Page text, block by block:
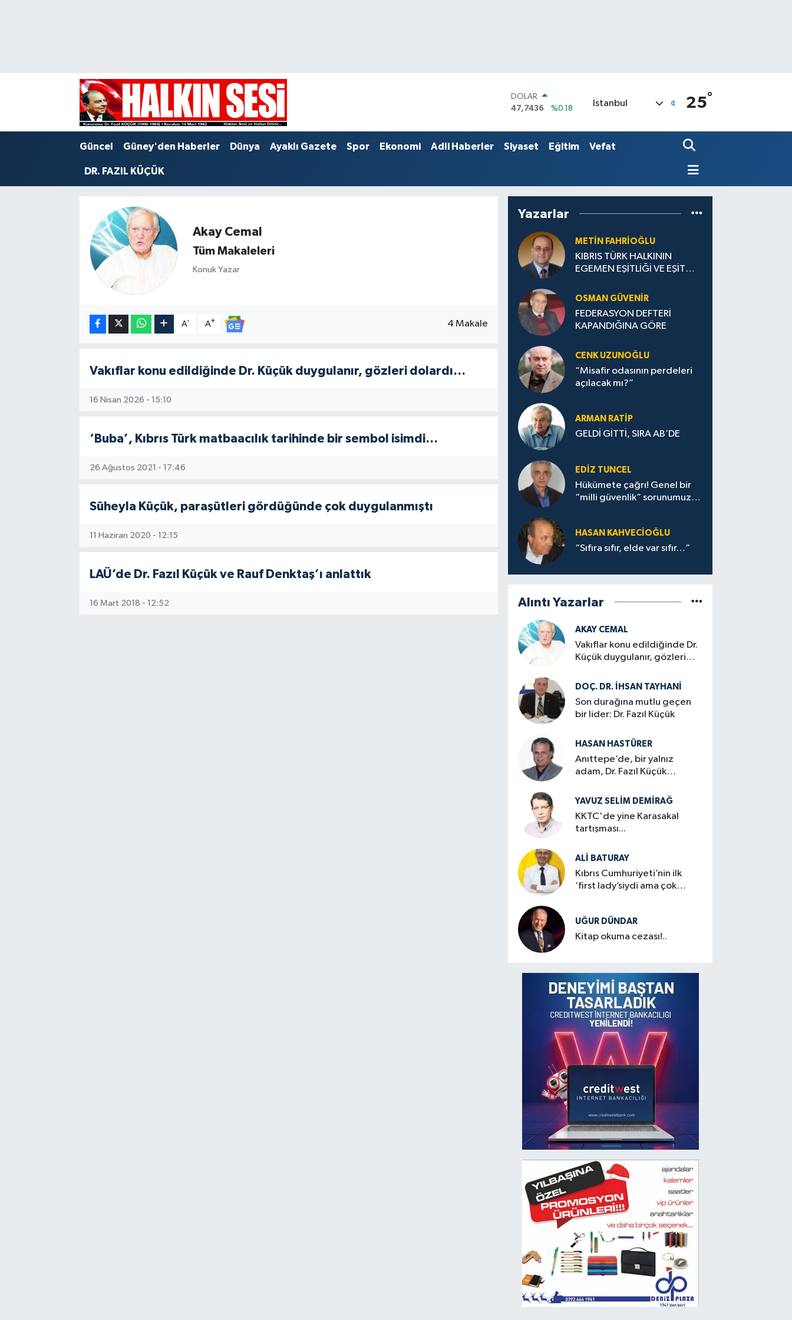
DOLAR
47,7436
%0.18
55,2510
%0.32
STERLİN
İstanbul 25°
Güncel Güney'den Haberler Dünya Ayaklı Gazete Spor Ekonomi Adli Haberler Siyaset Eğitim Vefat
DR. FAZIL KÜÇÜK
Akay Cemal
Tüm Makaleleri
Konuk Yazar
A- A+ 4 Makale
Vakıflar konu edildiğinde Dr. Küçük duygulanır, gözleri dolardı…
16 Nisan 2026 - 15:10
‘Buba’, Kıbrıs Türk matbaacılık tarihinde bir sembol isimdi…
26 Ağustos 2021 - 17:46
Süheyla Küçük, paraşütleri gördüğünde çok duygulanmıştı
11 Haziran 2020 - 12:15
LAÜ’de Dr. Fazıl Küçük ve Rauf Denktaş’ı anlattık
16 Mart 2018 - 12:52
Yazarlar
METIN FAHRİOĞLU
KIBRIS TÜRK HALKININ
EGEMEN EŞİTLİĞİ VE EŞİT
TEYİT EDİLMELİ
OSMAN GÜVENİR
FEDERASYON DEFTERİ
KAPANDIĞINA GÖRE
CENK UZUNOĞLU
“Misafir odasının perdeleri
açılacak mı?”
ARMAN RATİP
GELDİ GİTTİ, SIRA AB’DE
EDIZ TUNCEL
Hükümete çağrı! Genel bir
“milli güvenlik” sorunumuz
HASAN KAHVECİOĞLU
“Sıfıra sıfır, elde var sıfır…”
Alıntı Yazarlar
AKAY CEMAL
Vakıflar konu edildiğinde Dr.
Küçük duygulanır, gözleri
DOÇ. DR. İHSAN TAYHANI
Son durağına mutlu geçen
bir lider: Dr. Fazıl Küçük
HASAN HASTÜRER
Anıttepe’de, bir yalnız
adam, Dr. Fazıl Küçük…
YAVUZ SELIM DEMIRAĞ
KKTC'de yine Karasakal
tartışması...
ALI BATURAY
Kıbrıs Cumhuriyeti’nin ilk
‘first lady’siydi ama çok
UĞUR DÜNDAR
Kitap okuma cezası!..
Trafik Durumu
Puan Durumu ve Fikstür